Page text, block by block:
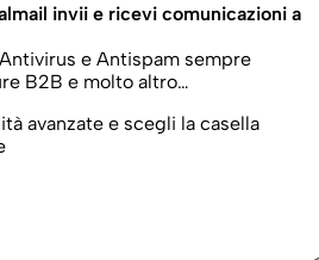
invii e ricevi comunicazioni a
e Antispam sempre
B2B e molto altro…
avanzate e scegli la casella